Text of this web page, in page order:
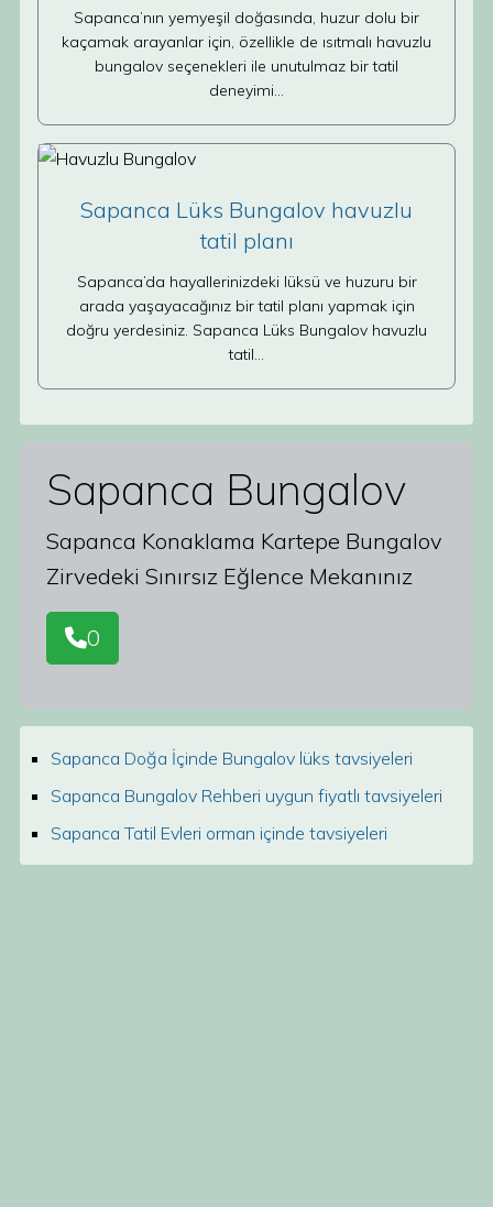
Sapanca’nın yemyeşil doğasında, huzur dolu bir
kaçamak arayanlar için, özellikle de ısıtmalı havuzlu
bungalov seçenekleri ile unutulmaz bir tatil
deneyimi…
Sapanca Lüks Bungalov havuzlu
tatil planı
Sapanca’da hayallerinizdeki lüksü ve huzuru bir
arada yaşayacağınız bir tatil planı yapmak için
doğru yerdesiniz. Sapanca Lüks Bungalov havuzlu
tatil…
Sapanca Bungalov
Sapanca Konaklama Kartepe Bungalov
Zirvedeki Sınırsız Eğlence Mekanınız
0
Sapanca Doğa İçinde Bungalov lüks tavsiyeleri
Sapanca Bungalov Rehberi uygun fiyatlı tavsiyeleri
Sapanca Tatil Evleri orman içinde tavsiyeleri